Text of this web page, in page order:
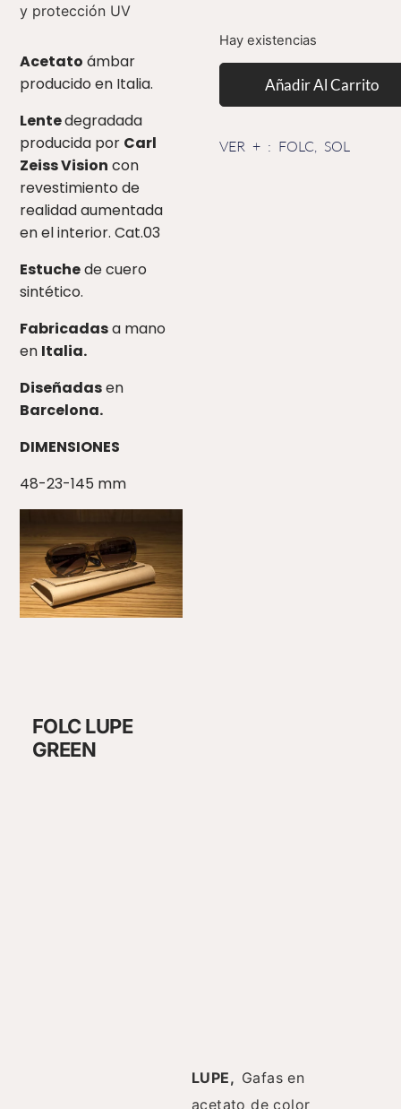
y protección UV
Acetato ámbar
producido en Italia.
Lentedegradada
producida por Carl
Zeiss Vision con
revestimiento de
realidad aumentada
en el interior. Cat.03
Estuchede cuero
sintético.
Fabricadasa mano
en Italia.
Diseñadasen
Barcelona.
DIMENSIONES
48-23-145 mm
Hay existencias
Añadir Al Carrito
VER + : FOLC, SOL
FOLC LUPE
GREEN
LUPE, Gafas en
acetato de color